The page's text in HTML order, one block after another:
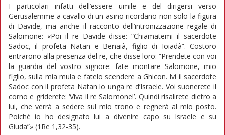
I particolari infatti dell’essere umile e del dirigersi verso
Gerusalemme a cavallo di un asino ricordano non solo la figura
di Davide, ma anche il racconto dell’intronizzazione regale di
Salomone: «Poi il re Davide disse: “Chiamatemi il sacerdote
Sadoc, il profeta Natan e Benaià, figlio di Ioiadà”. Costoro
entrarono alla presenza del re, che disse loro: “Prendete con voi
la guardia del vostro signore: fate montare Salomone, mio
figlio, sulla mia mula e fatelo scendere a Ghicon. Ivi il sacerdote
Sadoc con il profeta Natan lo unga re d’Israele. Voi suonerete il
corno e griderete: ‘Viva il re Salomone!’. Quindi risalirete dietro a
lui, che verrà a sedere sul mio trono e regnerà al mio posto.
Poiché io ho designato lui a divenire capo su Israele e su
Giuda”» (1Re 1,32-35).